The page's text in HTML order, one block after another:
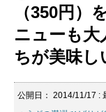
（350円）
ニューも大
ちが美味し
公開日： 2014/11/17 :